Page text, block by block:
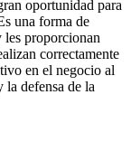
oportunidad para
una forma de
les proporcionan
correctamente
en el negocio al
la defensa de la